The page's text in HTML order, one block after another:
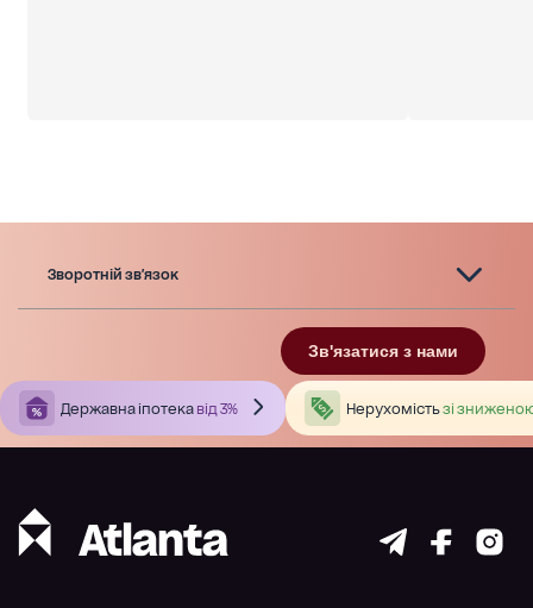
Зворотній зв'язок
Зв'язатися з нами
Державна іпотека від 3% Нерухомістьзі